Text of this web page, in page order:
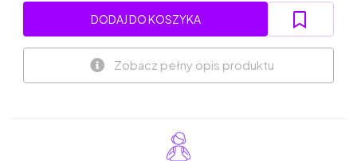
DODAJ DO KOSZYKA
Zobacz pełny opis produktu